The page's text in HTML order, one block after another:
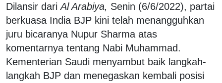
Dilansir dariAl Arabiya, Senin (6/6/2022), partai
berkuasa India BJP kini telah menangguhkan
juru bicaranya Nupur Sharma atas
komentarnya tentang Nabi Muhammad.
Kementerian Saudi menyambut baik langkah-
langkah BJP dan menegaskan kembali posisi